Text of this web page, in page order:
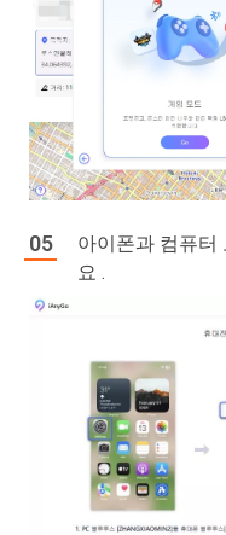
아이폰과 컴퓨터
요 .